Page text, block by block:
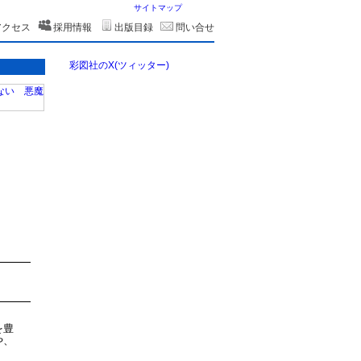
サイトマップ
セス 採用情報 出版目録 問い合せ
豊
彩図社のX(ツィッター)